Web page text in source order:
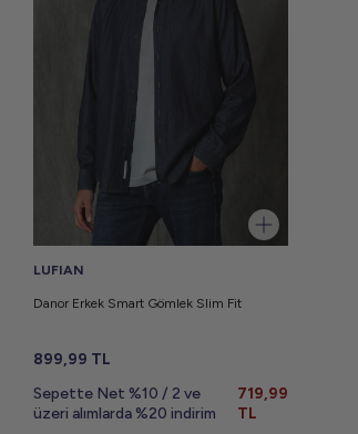
LUFIAN
Danor Erkek Smart Gömlek Slim Fit
899,99 TL
Sepette Net %10 / 2 ve
üzeri alımlarda %20 indirim
719,99
TL